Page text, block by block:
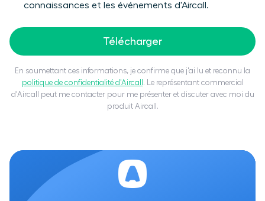
connaissances et les événements d'Aircall.
Télécharger
En soumettant ces informations, je confirme que j'ai lu et reconnu la
politique de confidentialité d'Aircall
. Le représentant commercial
d'Aircall peut me contacter pour me présenter et discuter avec moi du
produit Aircall.